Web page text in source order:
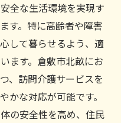
全な生活環境を実現す
す。特に高齢者や障害
して暮らせるよう、適
ます。倉敷市北畝にお
、訪問介護サービスを
かな対応が可能です。
の安全性を高め、住民